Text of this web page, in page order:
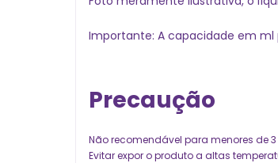
Importante: A capacidade em
Precaução
Não recomendável para menores de
Evitar expor o produto a altas